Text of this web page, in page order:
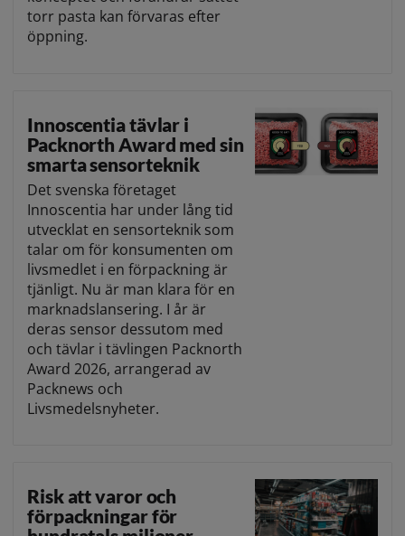
torr pasta kan förvaras efter
öppning.
Innoscentia tävlar i
Packnorth Award med sin
smarta sensorteknik
Det svenska företaget
Innoscentia har under lång tid
utvecklat en sensorteknik som
talar om för konsumenten om
livsmedlet i en förpackning är
tjänligt. Nu är man klara för en
marknadslansering. I år är
deras sensor dessutom med
och tävlar i tävlingen Packnorth
Award 2026, arrangerad av
Packnews och
Livsmedelsnyheter.
Risk att varor och
förpackningar för